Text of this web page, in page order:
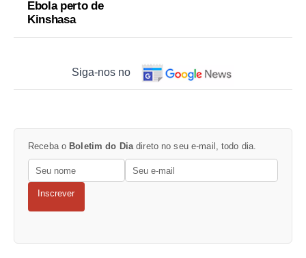
Ebola perto de
Kinshasa
Siga-nos no
Receba o Boletim do Dia direto no seu e-mail, todo dia.
Inscrever